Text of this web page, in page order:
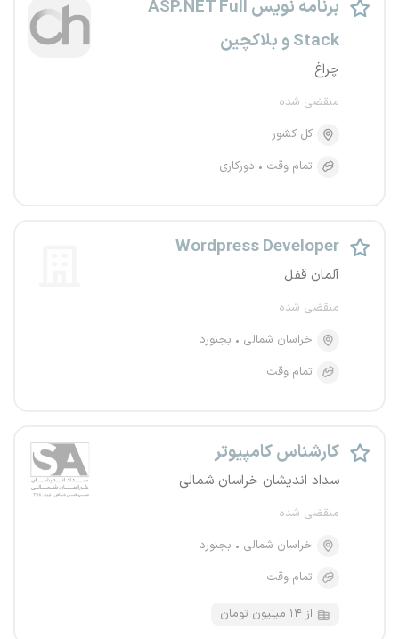
برنامه نویس ASP.NET Full
Stack و بلاکچین
چراغ
منقضی شده
کل کشور
تمام وقت
دورکاری
Wordpress Developer
آلمان قفل
منقضی شده
خراسان شمالی
بجنورد
تمام وقت
کارشناس کامپیوتر
سداد اندیشان خراسان شمالی
منقضی شده
خراسان شمالی
بجنورد
تمام وقت
از ۱۴ میلیون تومان